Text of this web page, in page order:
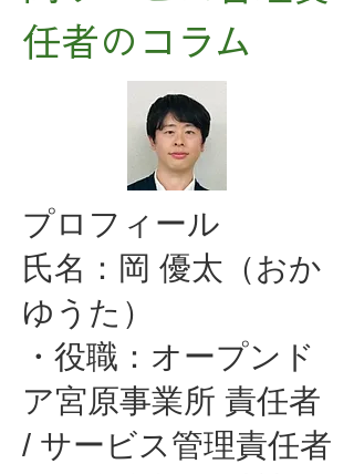
任者のコラム
​プロフィール
氏名：岡 優太（おか
ゆうた）
・役職：オープンド
ア宮原事業所 責任者
/ サービス管理責任者